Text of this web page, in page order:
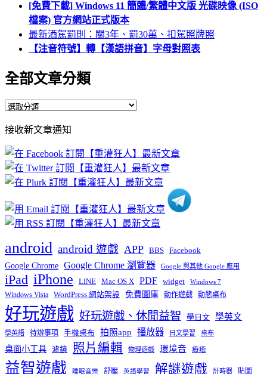
[免費下載] Windows 11 簡體/繁體中文版 光碟映像 (ISO
檔案) 官方網站正式版本
最新酒駕罰則：關3年、罰30萬、扣駕照牌照
【注音符號】轉【漢語拼音】字母對照表
全部文章分類
全
文
章
分
類
接收新文章通知
android android 遊戲 APP BBS Facebook
Google Chrome Google Chrome 瀏覽器 Google 與其他 Google 應用
iPad iPhone LINE Mac OS X PDF widget Windows 7
Windows Vista WordPress 網站架設 免費圖庫 動作遊戲 動態桌布
好玩遊戲 好玩遊戲、休閒益智 學日文 學英文
學英語 待辦事項 手機桌布 拍照app 播放器 日文學習 桌布
桌面小工具 濾鏡 照片編輯 物理遊戲 環境音 療癒
益智遊戲 睡眠音樂 舒壓 英語學習 解謎遊戲 計時器 貼圖